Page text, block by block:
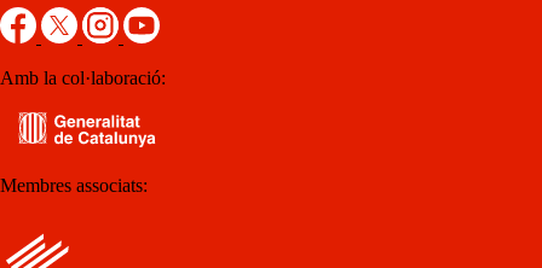
Amb la col·laboració:
Membres associats: